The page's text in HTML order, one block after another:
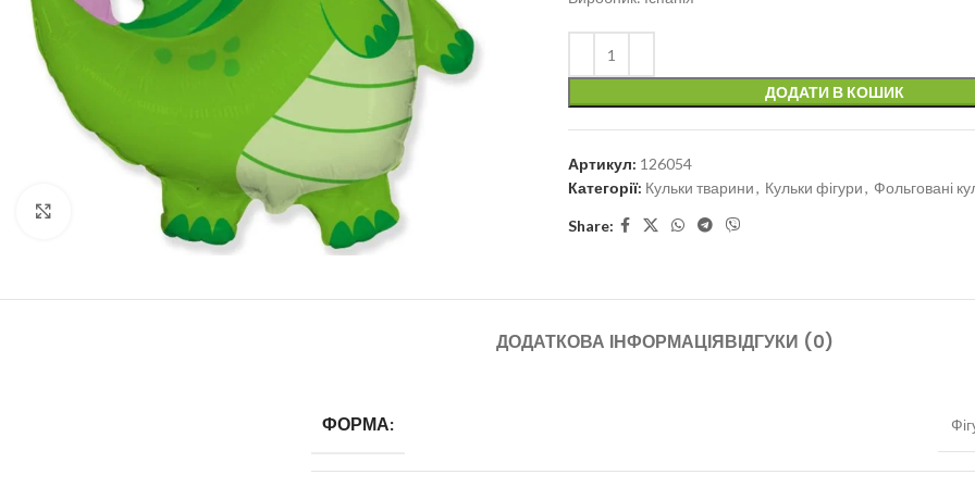
Click to enlarge
ДОДАТИ В КОШИК
Артикул: 126054
Категорії: Кульки тварини, Кульки фігури, Фольговані
Share:
ДОДАТКОВА ІНФОРМАЦІЯВІДГУКИ (0)
ФОРМА: